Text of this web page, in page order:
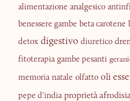
alimentazione analgesico
benessere gambe beta carotene
detox digestivo diuretico
fitoterapia gambe pesanti
memoria natale olfatto oli
pepe d'india proprietà